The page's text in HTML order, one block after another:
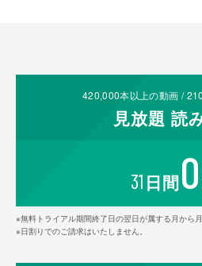
420,000本以上の動画 /210
見放題 読
31 日間0
※無料トライアル期間終了日の翌日が属する月から
※日割りでのご請求はいたしません。